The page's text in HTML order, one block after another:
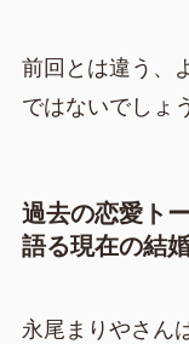
前回とは違う、
ではないでしょ
過去の恋愛ト
語る現在の結
永尾まりやさん